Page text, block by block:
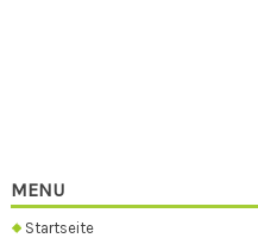
MENU
Startseite